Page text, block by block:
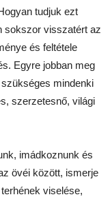
tudjuk ezt
sokszor visszatért az
és feltétele
Egyre jobban meg
mindenki
szerzetesnő, világi
imádkoznunk és
övéi között, ismerje
viselése,